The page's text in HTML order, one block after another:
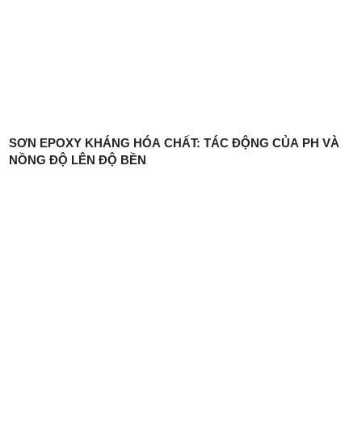
SƠN EPOXY KHÁNG HÓA CHẤT: TÁC ĐỘNG CỦA PH VÀ
NỒNG ĐỘ LÊN ĐỘ BỀN